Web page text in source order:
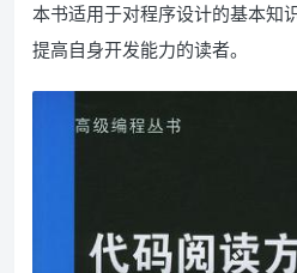
本书适用于对程序设计的基本知
提高自身开发能力的读者。